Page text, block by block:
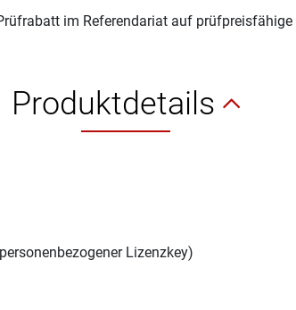
im Referendariat auf prüfpreisfähige
Produktdetails
Lizenzkey)